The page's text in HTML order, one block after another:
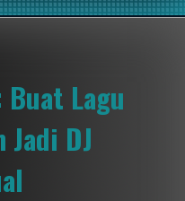
Lagu
DJ